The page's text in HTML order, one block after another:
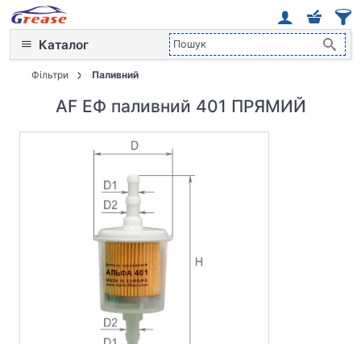
Каталог
Фільтри Паливний
AF ЕФ паливний 401 ПРЯМИЙ